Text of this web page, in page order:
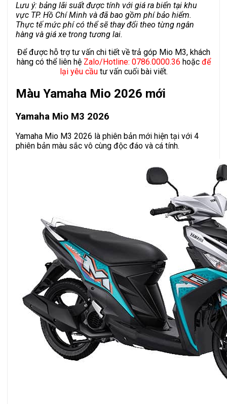
Lưu ý: bảng lãi suất được tính với giá ra biển tại khu
vực TP. Hồ Chí Minh và đã bao gồm phí bảo hiểm.
Thực tế mức phí có thể sẽ thay đổi theo từng ngân
hàng và giá xe trong tương lai.
Để được hỗ trợ tư vấn chi tiết về trả góp Mio M3, khách
hàng có thể liên hệ Zalo/Hotline: 0786.0000.36 hoặc để
lại yêu cầutư vấn cuối bài viết.
Màu Yamaha Mio 2026 mới
Yamaha Mio M3 2026
Yamaha Mio M3 2026 là phiên bản mới hiện tại với 4
phiên bản màu sắc vô cùng độc đáo và cá tính.